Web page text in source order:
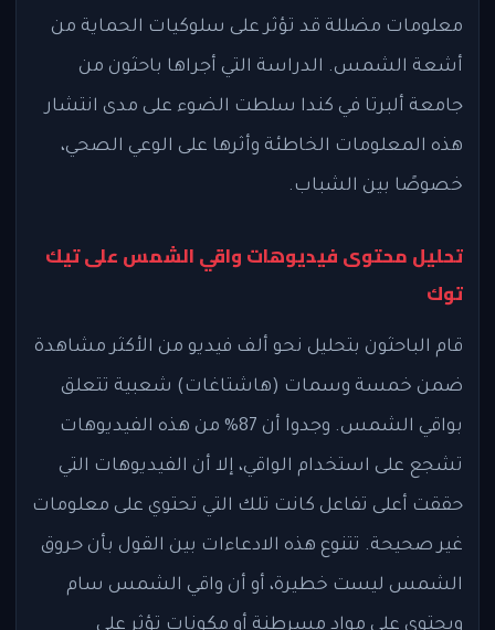
معلومات مضللة قد تؤثر على سلوكيات الحماية من
أشعة الشمس. الدراسة التي أجراها باحثون من
جامعة ألبرتا في كندا سلطت الضوء على مدى انتشار
هذه المعلومات الخاطئة وأثرها على الوعي الصحي،
خصوصًا بين الشباب.
تحليل محتوى فيديوهات واقي الشمس على تيك
توك
قام الباحثون بتحليل نحو ألف فيديو من الأكثر مشاهدة
ضمن خمسة وسمات (هاشتاغات) شعبية تتعلق
بواقي الشمس. وجدوا أن 87% من هذه الفيديوهات
تشجع على استخدام الواقي، إلا أن الفيديوهات التي
حققت أعلى تفاعل كانت تلك التي تحتوي على معلومات
غير صحيحة. تتنوع هذه الادعاءات بين القول بأن حروق
الشمس ليست خطيرة، أو أن واقي الشمس سام